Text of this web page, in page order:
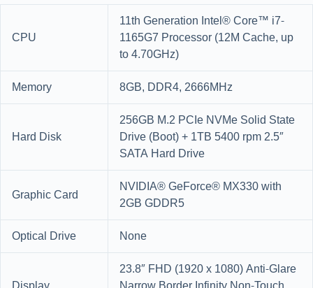
CPU
11th Generation Intel® Core™ i7-
1165G7 Processor (12M Cache, up
to 4.70GHz)
Memory
8GB, DDR4, 2666MHz
Hard Disk
256GB M.2 PCIe NVMe Solid State
Drive (Boot) + 1TB 5400 rpm 2.5″
SATA Hard Drive
Graphic Card
NVIDIA® GeForce® MX330 with
2GB GDDR5
Optical Drive
None
23.8″ FHD (1920 x 1080) Anti-Glare